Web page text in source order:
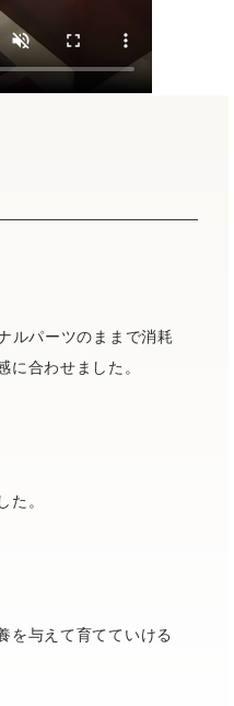
ルパーツのままで消耗
合わせました。
。
を与えて育てていける